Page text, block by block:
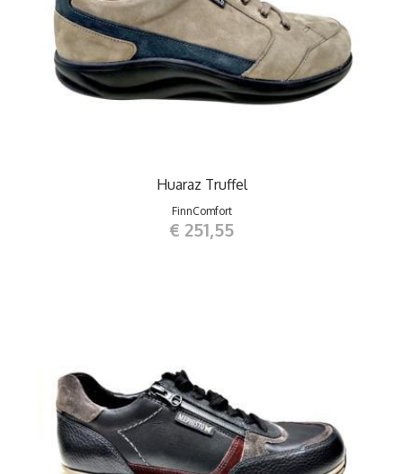
Huaraz Truffel
FinnComfort
€ 251,55